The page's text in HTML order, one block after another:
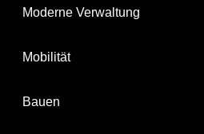
Moderne Verwaltung
Mobilität
Bauen